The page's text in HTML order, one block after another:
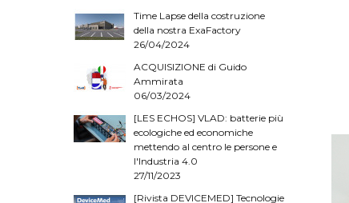
Time Lapse della costruzione
della nostra ExaFactory
26/04/2024
ACQUISIZIONE di Guido
Ammirata
06/03/2024
[LES ECHOS] VLAD: batterie più
ecologiche ed economiche
mettendo al centro le persone e
l'Industria 4.0
27/11/2023
[Rivista DEVICEMED] Tecnologie